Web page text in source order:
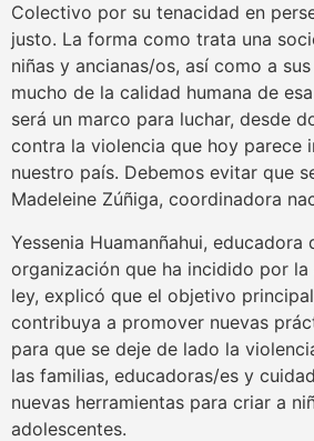
Colectivo por su tenacidad en
justo. La forma como trata una
niñas y ancianas/os, así como a
mucho de la calidad humana de
será un marco para luchar, desde
contra la violencia que hoy parece
nuestro país. Debemos evitar que
Madeleine Zúñiga, coordinadora
Yessenia Huamanñahui, educadora
organización que ha incidido por
ley, explicó que el objetivo
contribuya a promover nuevas
para que se deje de lado la
las familias, educadoras/es y
nuevas herramientas para criar a
adolescentes.